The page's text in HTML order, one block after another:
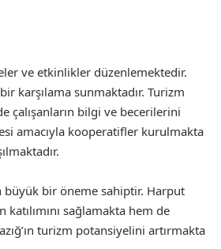
ve etkinlikler düzenlemektedir.
karşılama sunmaktadır. Turizm
çalışanların bilgi ve becerilerini
amacıyla kooperatifler kurulmakta
büyük bir öneme sahiptir. Harput
sağlamakta hem de
turizm potansiyelini artırmakta